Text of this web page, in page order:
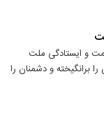
و ایستادگی ملت
برانگیخته و دشمنان را